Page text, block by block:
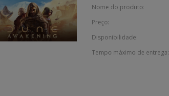
Nome do produto:
Preço:
Disponibilidade:
Tempo máximo de entrega: